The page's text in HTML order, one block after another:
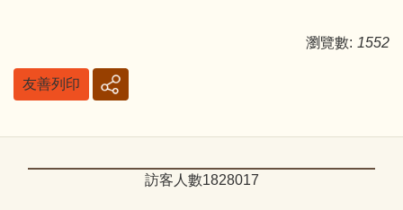
瀏覽數: 1552
友善列印
訪客人數1828017